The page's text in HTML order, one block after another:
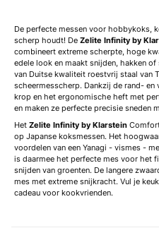
De perfecte messen voor hobbykoks,
scherp houdt! De Zelite Infinity by
combineert extreme scherpte, hoge
edele look en maakt snijden, hakken
van Duitse kwaliteit roestvrij staal van
scheermesscherp. Dankzij de rand-
krop en het ergonomische heft met
en maken ze perfecte precisie sneden
Het Zelite Infinity by Klarstein
op Japanse koksmessen. Het
voordelen van een Yanagi - vismes -
is daarmee het perfecte mes voor het
snijden van groenten. De langere
mes met extreme snijkracht. Vul je
cadeau voor kookvrienden.